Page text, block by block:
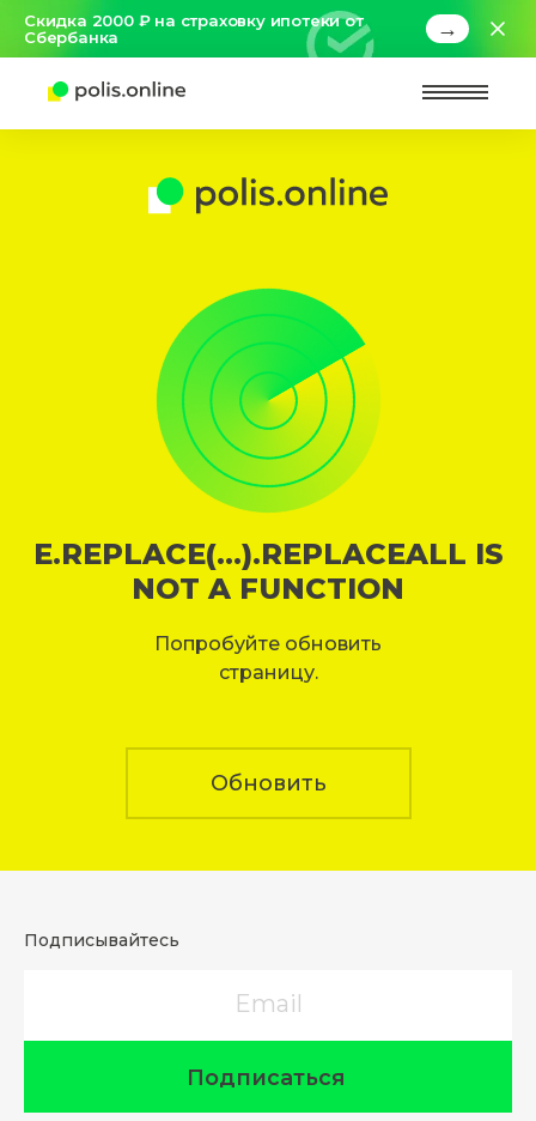
Скидка 2000 ₽ на страховку ипотеки от
Сбербанка
→
E.REPLACE(...).REPLACEALL IS
NOT A FUNCTION
Попробуйте обновить
страницу.
Обновить
Подписывайтесь
Подписаться